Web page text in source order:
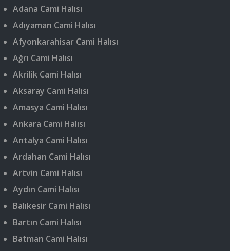
Adana Cami Halısı
Adıyaman Cami Halısı
Afyonkarahisar Cami Halısı
Ağrı Cami Halısı
Akrilik Cami Halısı
Aksaray Cami Halısı
Amasya Cami Halısı
Ankara Cami Halısı
Antalya Cami Halısı
Ardahan Cami Halısı
Artvin Cami Halısı
Aydın Cami Halısı
Balıkesir Cami Halısı
Bartın Cami Halısı
Batman Cami Halısı